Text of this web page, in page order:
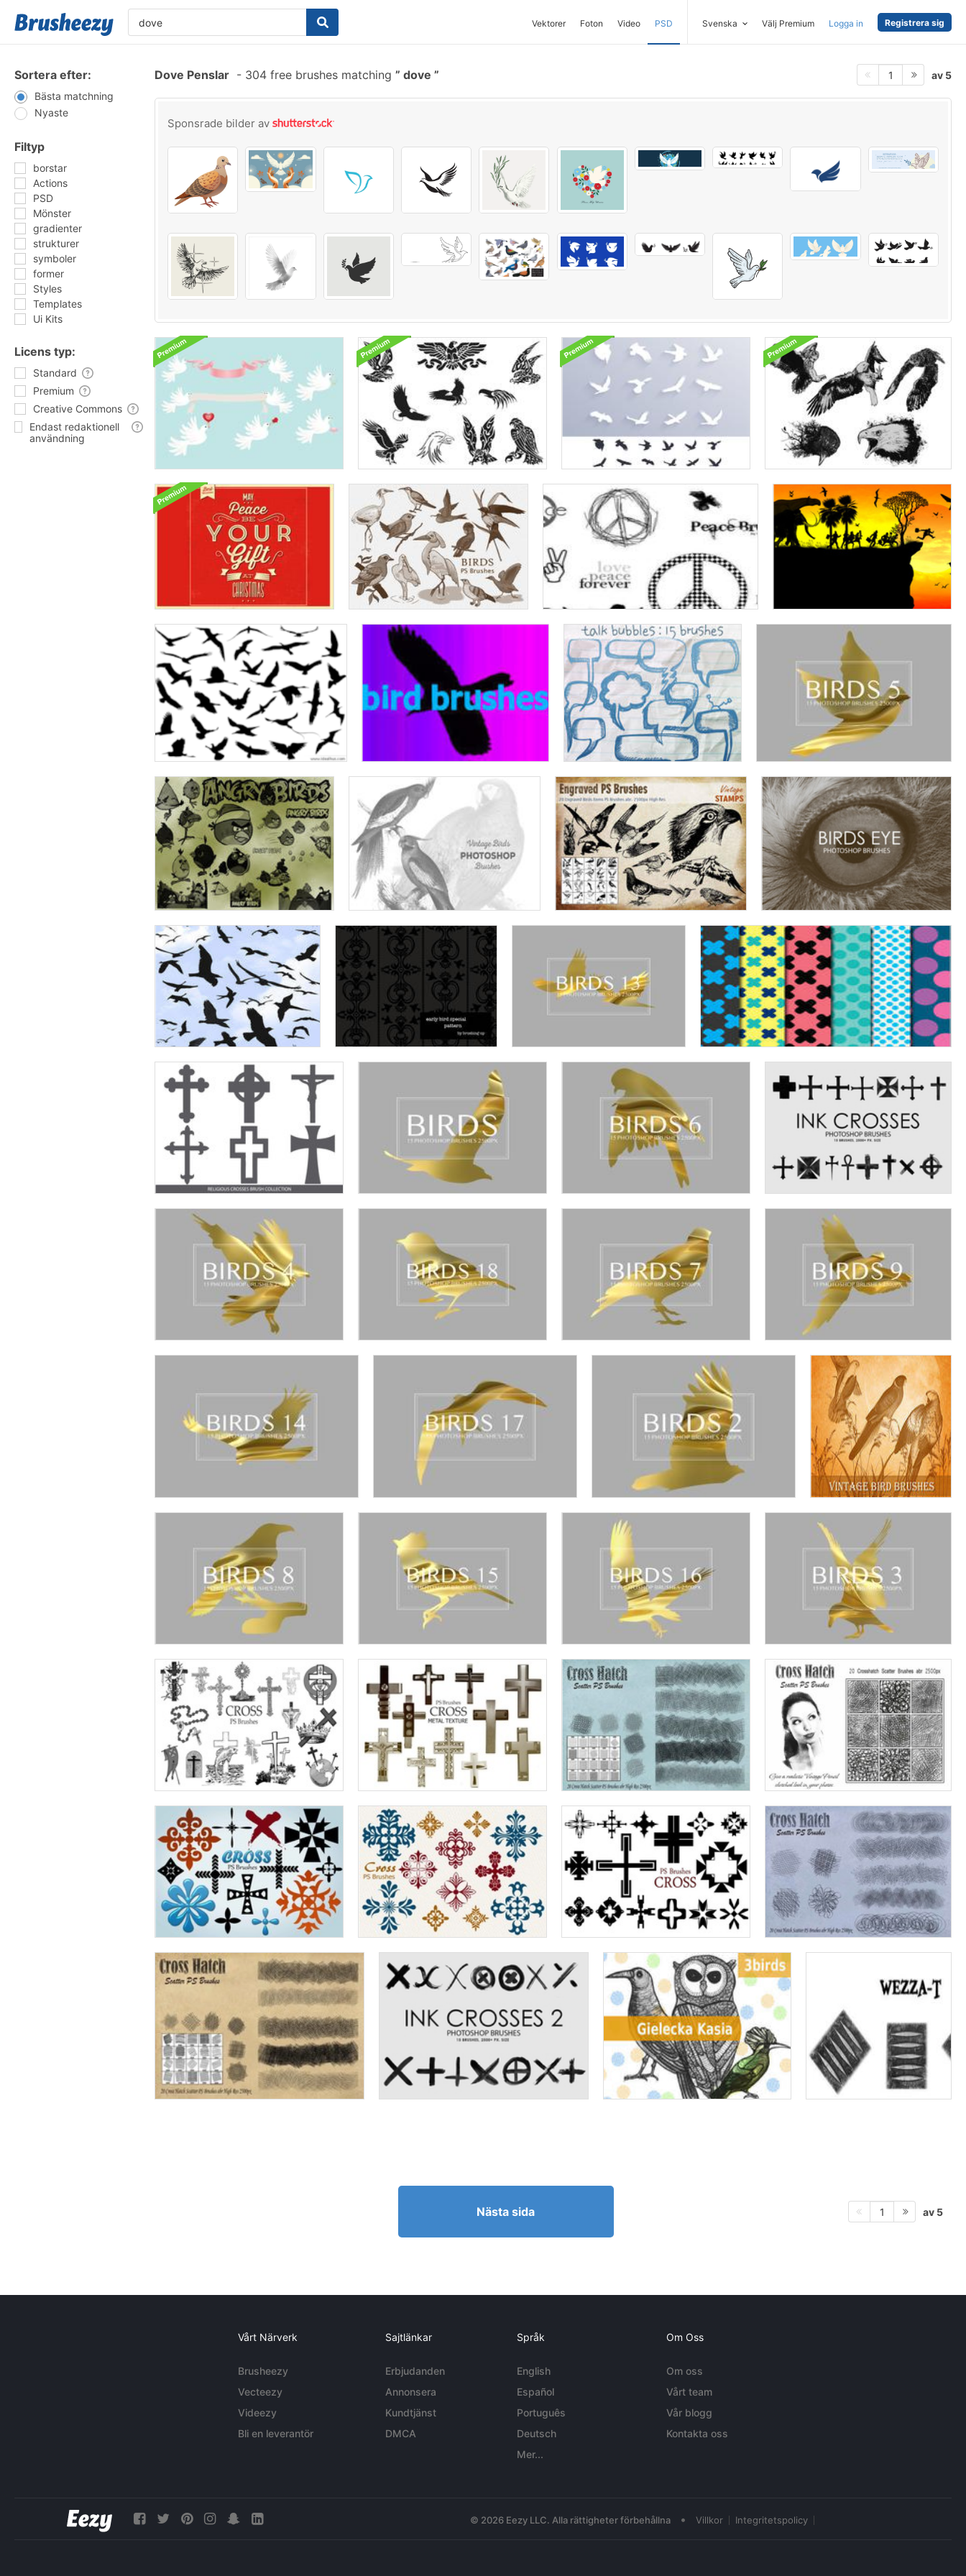
Vektorer Foton Video PSD Svenska Välj Premium Logga in Registrera sig
Sortera efter:
Bästa matchning
Nyaste
Filtyp
borstar
Actions
PSD
Mönster
gradienter
strukturer
symboler
former
Styles
Templates
Ui Kits
Licens typ:
Standard
Premium
Creative Commons
Endast redaktionell
användning
Dove Penslar - 304 free brushes matching dove 1 av 5
Sponsrade bilder av
Nästa sida 1 av 5
Vårt Närverk
Brusheezy
Vecteezy
Videezy
Bli en leverantör
Sajtlänkar
Erbjudanden
Annonsera
Kundtjänst
DMCA
Språk
English
Español
Português
Deutsch
Mer...
Om Oss
Om oss
Vårt team
Vår blogg
Kontakta oss
© 2026 Eezy LLC. Alla rättigheter förbehållna • Villkor Integritetspolicy